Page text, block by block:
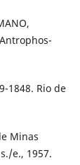
1848. Rio de
Minas
e., 1957.